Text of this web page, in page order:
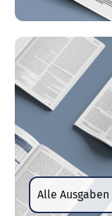
Alle Ausgaben